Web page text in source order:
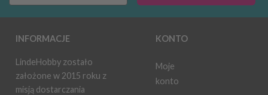
INFORMACJE
LindeHobby zostało
założone w 2015 roku z
misją dostarczania
KONTO
Moje
konto